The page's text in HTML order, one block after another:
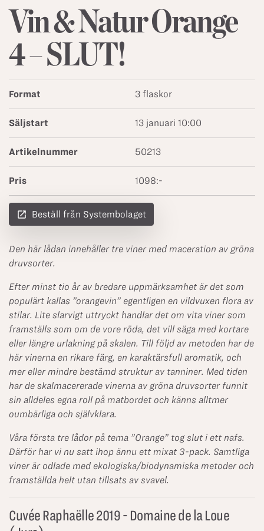
Vin & Natur Orange
4 – SLUT!
Format 3 flaskor
Säljstart 13 januari 10:00
Artikelnummer 50213
Pris 1098:-
launch Beställ från Systembolaget
Den här lådan innehåller tre viner med maceration av gröna
druvsorter.
Efter minst tio år av bredare uppmärksamhet är det som
populärt kallas ”orangevin” egentligen en vildvuxen flora av
stilar. Lite slarvigt uttryckt handlar det om vita viner som
framställs som om de vore röda, det vill säga med kortare
eller längre urlakning på skalen. Till följd av metoden har de
här vinerna en rikare färg, en karaktärsfull aromatik, och
mer eller mindre bestämd struktur av tanniner. Med tiden
har de skalmacererade vinerna av gröna druvsorter funnit
sin alldeles egna roll på matbordet och känns alltmer
oumbärliga och självklara.
Våra första tre lådor på tema ”Orange” tog slut i ett nafs.
Därför har vi nu satt ihop ännu ett mixat 3-pack. Samtliga
viner är odlade med ekologiska/biodynamiska metoder och
framställda helt utan tillsats av svavel.
Cuvée Raphaëlle 2019 - Domaine de la Loue